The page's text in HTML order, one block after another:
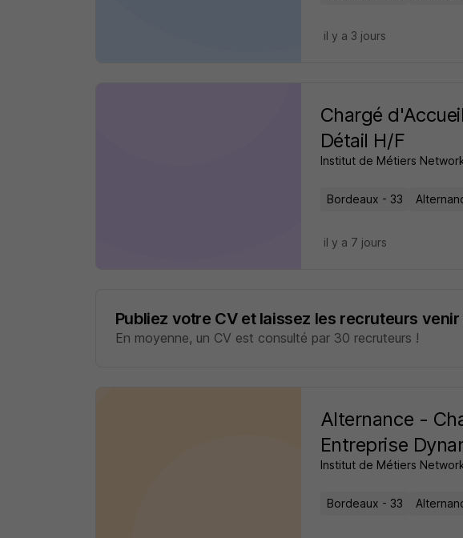
il y a 3 jours
Chargé
Détail H/F
Institut de Métiers
Bordeaux - 33
il y a 7 jours
Publiez votre CV et laissez les recruteurs venir
En moyenne, un CV est consulté par 30 recruteurs !
Alternance -
Entreprise
Institut de Métiers
Bordeaux - 33